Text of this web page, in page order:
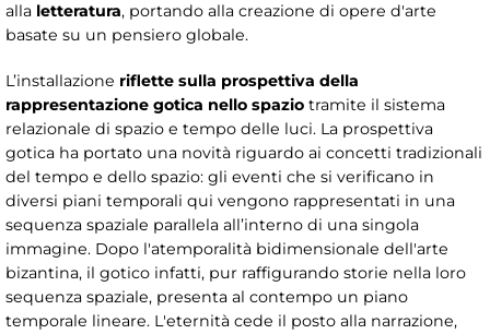
alla letteratura, portando alla creazione di opere d'arte
basate su un pensiero globale.
L’installazione riflette sulla prospettiva della
rappresentazione gotica nello spazio tramite il sistema
relazionale di spazio e tempo delle luci. La prospettiva
gotica ha portato una novità riguardo ai concetti tradizionali
del tempo e dello spazio: gli eventi che si verificano in
diversi piani temporali qui vengono rappresentati in una
sequenza spaziale parallela all’interno di una singola
immagine. Dopo l'atemporalità bidimensionale dell'arte
bizantina, il gotico infatti, pur raffigurando storie nella loro
sequenza spaziale, presenta al contempo un piano
temporale lineare. L'eternità cede il posto alla narrazione,